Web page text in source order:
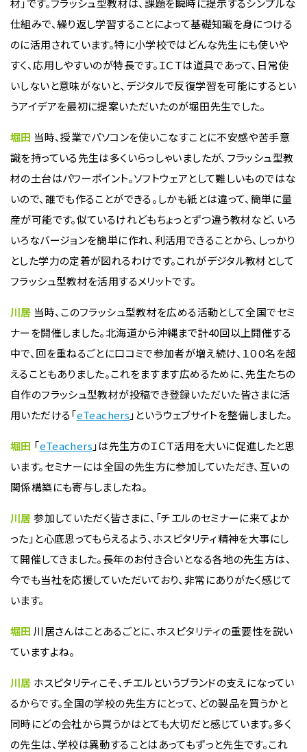
材」です。フラッシュ型教材は、課題を瞬時に提示するシンプルな
仕組みで、繰り返し学習することによって基礎知識を身につける
のに活用されています。特に小学校ではどんな先生にも使いや
すく、応用しやすいのが特長です。ＩＣＴは道具であって、日常使
いしないと意味がないと、デジタルで反復学習を可能にするとい
うアイデアを最初に提案いただいたのが堀田先生でした。
堀田 当時、授業でパソコンを使いこなすことに不安感や苦手意
識を持っている先生は多くいらっしゃいましたが、フラッシュ型教
材の土台はパワーポイント。ソフトウェアとして難しいものではな
いので、誰でも作ることができる。しかも紙とは違って、簡単に量
産が可能です。似ているけれどもちょっとずつ違う教材など、いろ
いろなバージョンを簡単に作れ、利活用できることから、しっかり
とした学力の定着が図れるわけです。これがデジタル教材として
フラッシュ型教材を活用するメリットです。
川居 当時、このフラッシュ型教材を広める活動として全国でセミ
ナーを開催しました。北海道から沖縄まで計40回以上開催する
中で、回を重ねるごとに口コミで参加者が増え続け、１００名を超
えることもありました。これをますます広めるために、先生たちの
自作のフラッシュ型教材が投稿でき登録いただいた皆さまに活
用いただける「eTeachers 」というウェブサイトを整備しました。
堀田 「eTeachers 」は先生方のＩＣＴ活用を大いに促進したと思
います。セミナーには全国の先生方に参加していただき、互いの
関係構築にも寄与しましたね。
川居参加していただく皆さまに、「チエルのセミナーに来てよか
った」と心底思ってもらえるよう、ホスピタリティ精神を大事にし
て開催してきました。長年のお付き合いとなる各地の先生方は、
今でも当社を応援していただいており、非常にありがたく感じて
います。
堀田 川居さんはことあるごとに、ホスピタリティの重要性を説い
ていますよね。
川居 ホスピタリティこそ、チエルというブランドの支えになってい
るからです。全国の学校の先生方にとって、どの製品を買うかと
同時にどの会社から買うかはとても大切だと感じています。多く
の先生は、学校は異動することはあってもずっと先生です。これ